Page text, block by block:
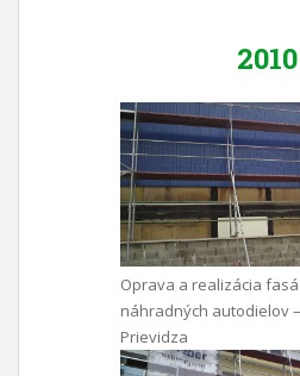
2010
Oprava a realizácia
náhradných autodielov
Prievidza